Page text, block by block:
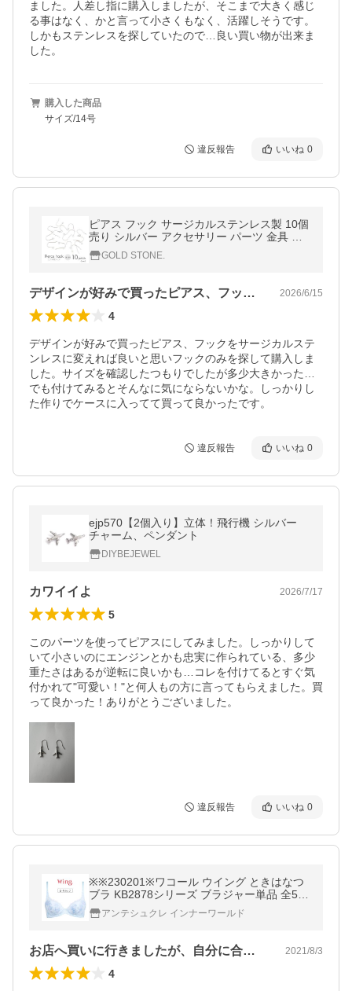
ました。人差し指に購入しましたが、そこまで大きく感じ
る事はなく、かと言って小さくもなく、活躍しそうです。
しかもステンレスを探していたので…良い買い物が出来ま
した。
購入した商品
サイズ/14号
違反報告 いいね 0
ピアス フック サージカルステンレス製 10個
売り シルバー アクセサリー パーツ 金具 材
料 ハンドメイド 手作り 金属アレルギー対応
爆買 父の日
GOLD STONE.
デザインが好みで買ったピアス、フックを… 2026/6/15
4
デザインが好みで買ったピアス、フックをサージカルステ
ンレスに変えれば良いと思いフックのみを探して購入しま
した。サイズを確認したつもりでしたが多少大きかった…
でも付けてみるとそんなに気にならないかな。しっかりし
た作りでケースに入ってて買って良かったです。
違反報告 いいね 0
ejp570【2個入り】立体！飛行機 シルバー
チャーム、ペンダント
DIYBEJEWEL
カワイイよ 2026/7/17
5
このパーツを使ってピアスにしてみました。しっかりして
いて小さいのにエンジンとかも忠実に作られている、多少
重たさはあるが逆転に良いかも…コレを付けてるとすぐ気
付かれて"可愛い！"と何人もの方に言ってもらえました。買
って良かった！ありがとうございました。
違反報告 いいね 0
※※230201※ワコール ウイング ときはなつ
ブラ KB2878シリーズ ブラジャー単品 全5色
E-F/65-80 KB2878
アンテシュクレ インナーワールド
お店へ買いに行きましたが、自分に合うサ… 2021/8/3
4